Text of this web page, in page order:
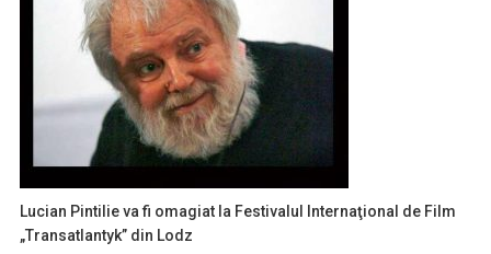
Lucian Pintilie va fi omagiat la Festivalul Internaţional de Film
„Transatlantyk” din Lodz